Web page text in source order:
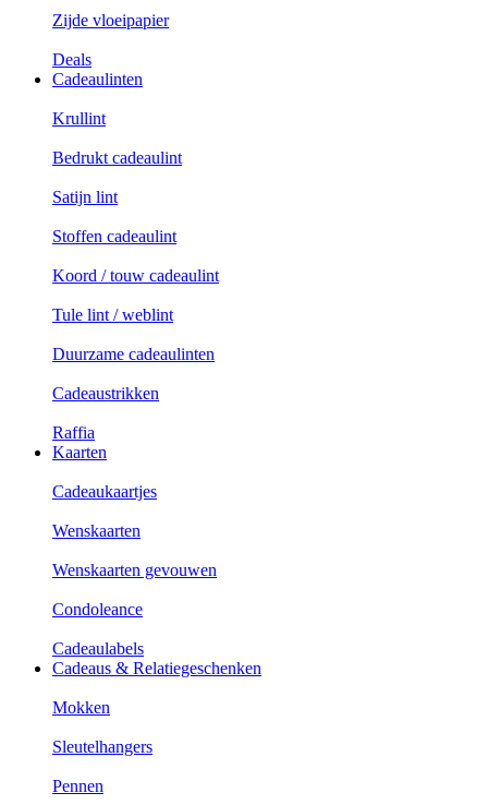
Zijde vloeipapier
Deals
Cadeaulinten
Krullint
Bedrukt cadeaulint
Satijn lint
Stoffen cadeaulint
Koord / touw cadeaulint
Tule lint / weblint
Duurzame cadeaulinten
Cadeaustrikken
Raffia
Kaarten
Cadeaukaartjes
Wenskaarten
Wenskaarten gevouwen
Condoleance
Cadeaulabels
Cadeaus & Relatiegeschenken
Mokken
Sleutelhangers
Pennen